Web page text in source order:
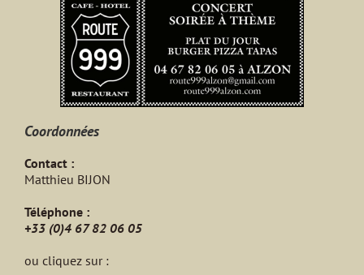
Coordonnées
Contact :
Matthieu BIJON
Téléphone :
+33 (0)4 67 82 06 05
ou cliquez sur :